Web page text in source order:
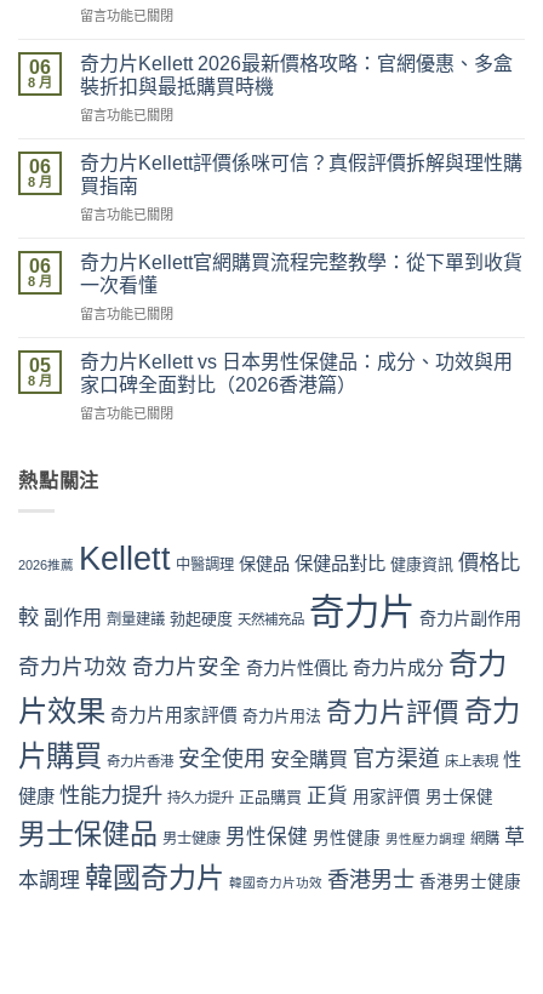
在
力
片
Kellett
邊
買
最
全？
網
vs
房
網
店
代
險
全
析〉
中
留言功能已關閉
06
8 月
奇力片Kellett 2026最新價格攻略：官網優惠、多盒
裝折扣與最抵購買時機
在
力
片
Kellett
2026
新
攻
官
網
惠、
裝
與
最
購
買
機〉
留言功能已關閉
06
8 月
奇力片Kellett評價係咪可信？真假評價拆解與理性購
買指南
在
力
片
Kellett
評
係
咪
信？
評
與
購
指
中
留言功能已關閉
06
8 月
奇力片Kellett官網購買流程完整教學：從下單到收貨
一次看懂
在
力
片
Kellett
官
買
整
從
單
收
貨
一
次
看
懂〉
中
留言功能已關閉
05
8 月
奇力片Kellett vs 日本男性保健品：成分、功效與用
家口碑全面對比（2026香港篇）
在
片
本
保
品：
成
分、
功
效
與
用
家
口
碑
全
面
留言功能已關閉
熱點關注
2026推薦 Kellett 中醫調理 保健品 保健品對比 健康資訊 價格比
較 副作用 劑量建議 勃起硬度 天然補充品 奇力片 奇力片副作用
奇力片功效 奇力片安全 奇力片性價比 奇力片成分 奇力
片效果 奇力片用家評價 奇力片用法 奇力片評價 奇力
片購買 奇力片香港 安全使用 安全購買 官方渠道 床上表現 性
健康 性能力提升 持久力提升 正品購買 正貨 用家評價 男士保健
男士保健品 男士健康 男性保健 男性健康 男性壓力調理 網購 草
本調理 韓國奇力片 韓國奇力片功效 香港男士 香港男士健康